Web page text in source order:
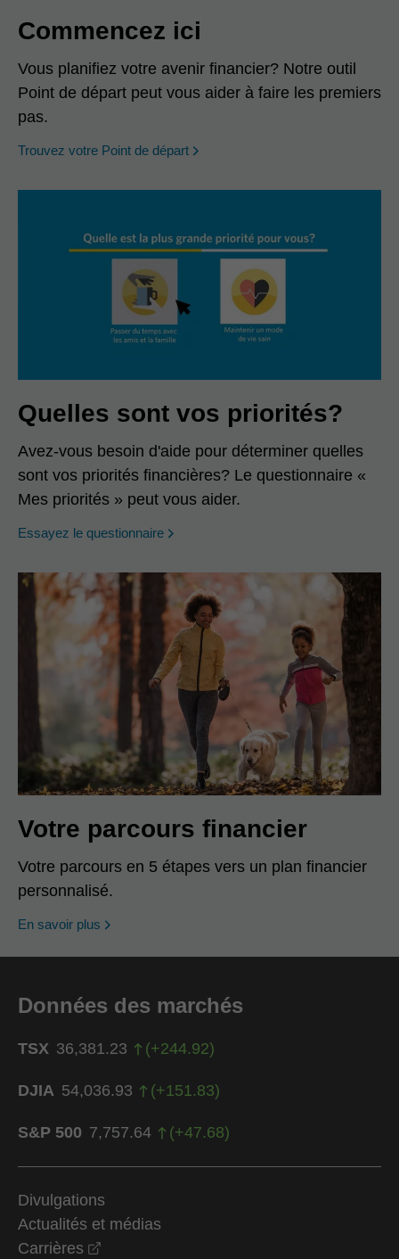
Commencez ici
Vous planifiez votre avenir financier? Notre outil
Point de départ peut vous aider à faire les premiers
pas.
Trouvez votre Point de départ opens in a new window
Quelles sont vos priorités?
Avez-vous besoin d'aide pour déterminer quelles
sont vos priorités financières? Le questionnaire «
Mes priorités » peut vous aider.
Essayez le questionnaire opens in a new window
Votre parcours financier
Votre parcours en 5 étapes vers un plan financier
personnalisé.
En savoir plus
Données des marchés
TSX 36,381.23 (+244.92)
DJIA 54,036.93 (+151.83)
S&P 500 7,757.64 (+47.68)
Divulgations
Actualités et médias
Carrières